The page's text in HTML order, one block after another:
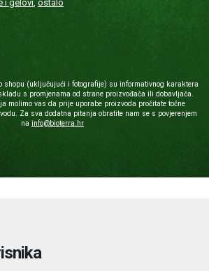
i gelovi, ostalo
shopu (uključujući i fotografije) su informativnog karaktera
s promjenama od strane proizvođača ili dobavljača.
molimo vas da prije uporabe proizvoda pročitate točne
Za sva dodatna pitanja obratite nam se s povjerenjem
na info@bioterra.hr